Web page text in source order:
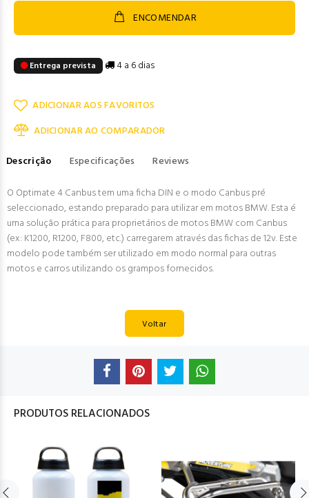
ENCOMENDAR
Entrega prevista 4 a 6 dias
ADICIONAR AOS FAVORITOS
ADICIONAR AO COMPARADOR
Descrição
Especificações
Reviews
O Optimate 4 Canbus tem uma ficha DIN e o modo Canbus pré
seleccionado, estando preparado para utilizar em motos BMW. Esta é
uma solução prática para proprietários de motos BMW com Canbus
(ex: K1200, R1200, F800, etc.) carregarem através das fichas de 12v. Este
modelo pode também ser utilizado em modo normal para outras
motos e carros utilizando os grampos fornecidos.
Voltar
PRODUTOS RELACIONADOS